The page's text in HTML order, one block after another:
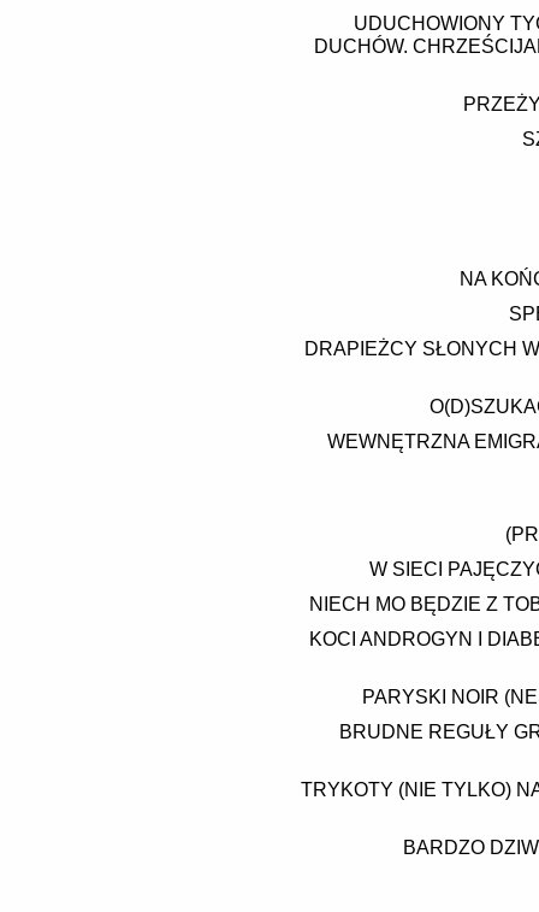
UDUCHOWIONY
DUCHÓW.
NA
DRAPIEŻCY SŁONYCH
WEWNĘTRZNA
W SIECI
NIECH MO BĘDZIE Z
KOCI ANDROGYN I
PARYSKI NOIR
BRUDNE REGUŁY
TRYKOTY (NIE TYLKO)
BARDZO